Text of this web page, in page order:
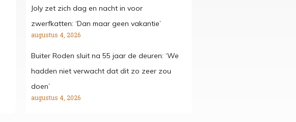
Joly zet zich dag en nacht in voor
zwerfkatten: ‘Dan maar geen vakantie’
augustus 4, 2026
Buiter Roden sluit na 55 jaar de deuren: ‘We
hadden niet verwacht dat dit zo zeer zou
doen’
augustus 4, 2026